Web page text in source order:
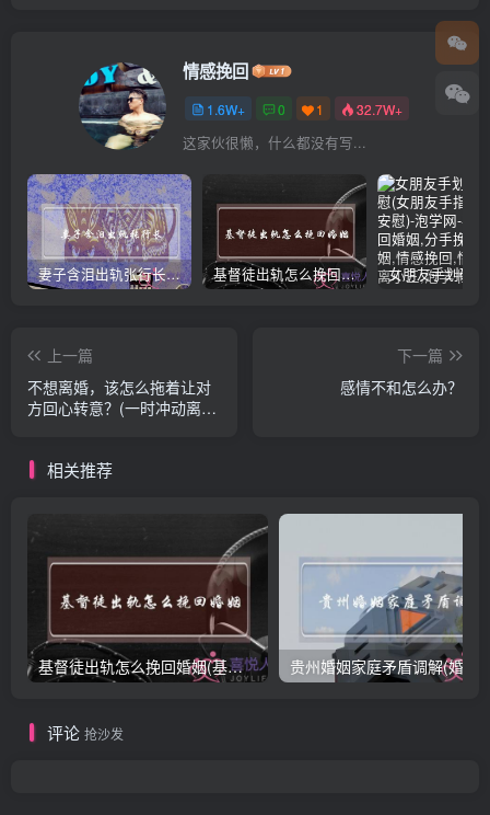
情感挽回
1.6W+ 0 1 32.7W+
这家伙很懒，什么都没有写...
妻子含泪出轨张行长 她说全都是因为家中 基督徒出轨怎么挽回婚姻(基督徒面对出轨婚姻)
上一篇
不想离婚，该怎么拖着让对
方回心转意？(一时冲动离婚
下一篇
感情不和怎么办？
相关推荐
基督徒出轨怎么挽回婚姻(基督徒面对出轨婚姻)
评论 抢沙发